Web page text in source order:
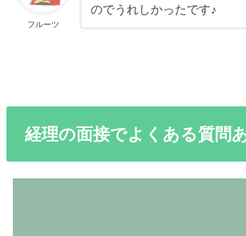
フルーツ
のでうれしかったです♪
経理の面接でよくある質問